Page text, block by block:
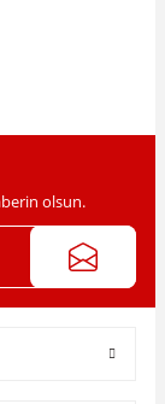
olsun.